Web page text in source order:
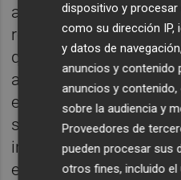
años una subordinada
reiteradamente
que el máximo
advirtiera, solo
explicaciones: o los
supervisión fueron
insuficientes o
enorme gravedad. En
dispositivo y
como su dirección IP,
y datos de
anuncios y contenido
anuncios y
sobre la audiencia y
Proveedores de
pueden procesar sus
otros fines, incluido